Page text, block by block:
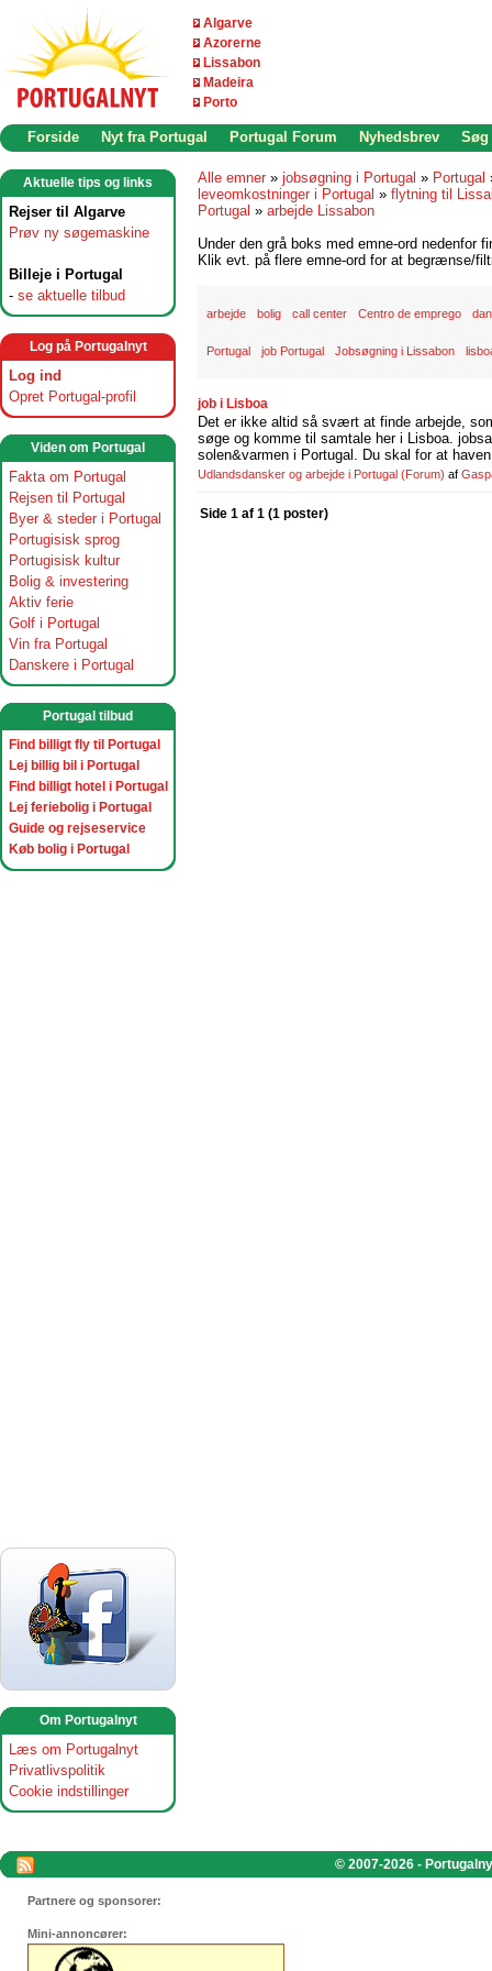
Algarve
Azorerne
Lissabon
Madeira
Porto
Forside Nyt fra Portugal Portugal Forum Nyhedsbrev Søg
Aktuelle tips og links
Rejser til Algarve
Prøv ny søgemaskine
Billeje i Portugal
- se aktuelle tilbud
Log på Portugalnyt
Log ind
Opret Portugal-profil
Viden om Portugal
Fakta om Portugal
Rejsen til Portugal
Byer & steder i Portugal
Portugisisk sprog
Portugisisk kultur
Bolig & investering
Aktiv ferie
Golf i Portugal
Vin fra Portugal
Danskere i Portugal
Portugal tilbud
Find billigt fly til Portugal
Lej billig bil i Portugal
Find billigt hotel i Portugal
Lej feriebolig i Portugal
Guide og rejseservice
Køb bolig i Portugal
Om Portugalnyt
Læs om Portugalnyt
Privatlivspolitik
Cookie indstillinger
Alle emner » jobsøgning i Portugal » Portugal
leveomkostninger i Portugal » flytning til
Portugal » arbejde Lissabon
Under den grå boks med emne-ord nedenfor
Klik evt. på flere emne-ord for at begrænse/
arbejde bolig call center Centro de emprego
Portugal job Portugal Jobsøgning i Lissabon
job i Lisboa
Det er ikke altid så svært at finde arbejde,
søge og komme til samtale her i Lisboa.
solen&varmen i Portugal. Du skal for at
Udlandsdansker og arbejde i Portugal (Forum) af
Side 1 af 1 (1 poster)
© 2007-2026 -
Partnere og sponsorer:
Mini-annoncører: